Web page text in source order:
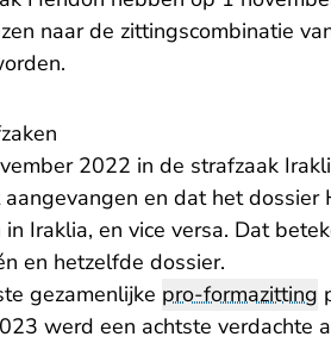
naar de zittingscombinatie
2022 in de strafzaak
en dat het
Iraklia, en vice versa. Dat
en hetzelfde dossier.
gezamenlijke pro-formazitting
werd een achtste verdachte